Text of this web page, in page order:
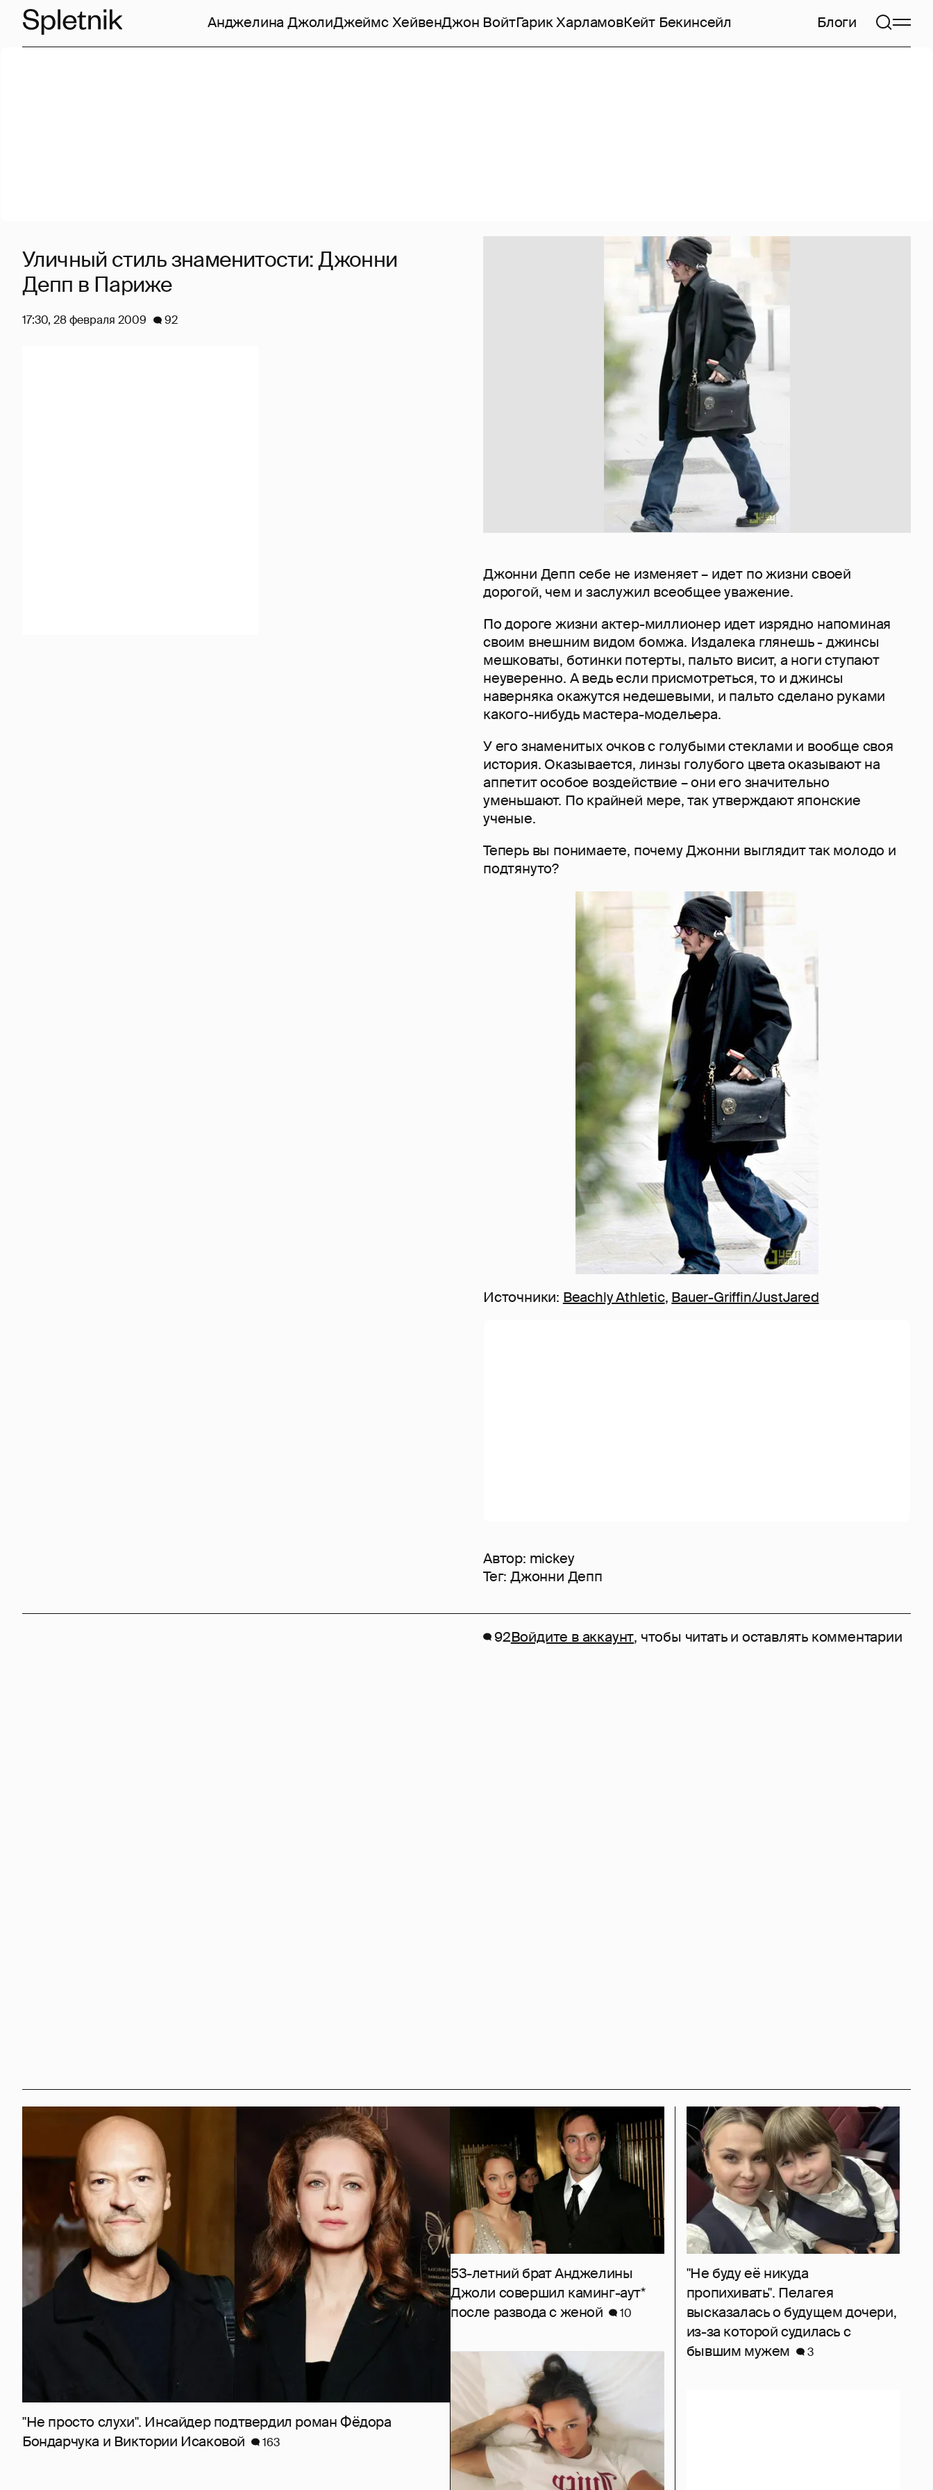
Анджелина ДжолиДжеймс ХейвенДжон ВойтГарик ХарламовКейт Бекинсейл Блоги
Джонни Депп себе не изменяет – идет по жизни своей
дорогой, чем и заслужил всеобщее уважение.
По дороге жизни актер-миллионер идет изрядно напоминая
своим внешним видом бомжа. Издалека глянешь - джинсы
мешковаты, ботинки потерты, пальто висит, а ноги ступают
неуверенно. А ведь если присмотреться, то и джинсы
наверняка окажутся недешевыми, и пальто сделано руками
какого-нибудь мастера-модельера.
У его знаменитых очков с голубыми стеклами и вообще своя
история. Оказывается, линзы голубого цвета оказывают на
аппетит особое воздействие – они его значительно
уменьшают. По крайней мере, так утверждают японские
ученые.
Теперь вы понимаете, почему Джонни выглядит так молодо и
подтянуто?
Источники: Beachly Athletic, Bauer-Griffin/JustJared
Автор: mickey
Тег: Джонни Депп
Уличный стиль знаменитости: Джонни
Депп в Париже
17:30, 28 февраля 2009 92
92Войдите в аккаунт, чтобы читать и оставлять комментарии
"Не просто слухи". Инсайдер подтвердил роман Фёдора
Бондарчука и Виктории Исаковой
163
53-летний брат Анджелины
Джоли совершил каминг-аут*
после развода с женой
10
"Не буду её никуда
пропихивать". Пелагея
высказалась о будущем дочери,
из-за которой судилась с
бывшим мужем
3